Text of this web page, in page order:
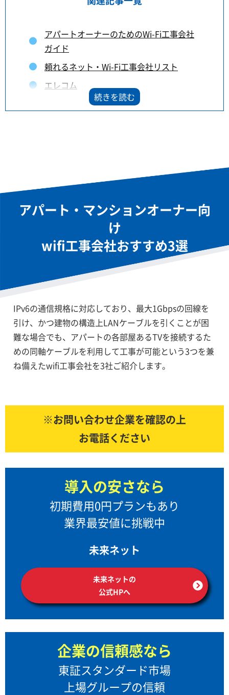
アパートオーナーのためのWi-Fi工事会社
ガイド
頼れるネット・Wi-Fi工事会社リスト
エレコム
アパート・マンションオーナー向
け
wifi工事会社おすすめ3選
IPv6の通信規格に対応しており、最大1Gbpsの回線を
引け、かつ建物の構造上LANケーブルを引くことが困
難な場合でも、アパートの各部屋あるTVを接続するた
めの同軸ケーブルを利用して工事が可能という3つを兼
ね備えたwifi工事会社を3社ご紹介します。
※お問い合わせ企業を確認の上
お電話ください
導入の安さなら
初期費用0円プランもあり
業界最安値に挑戦中
未来ネット
未来ネットの
公式HPへ
企業の信頼感なら
東証スタンダード市場
上場グループの信頼